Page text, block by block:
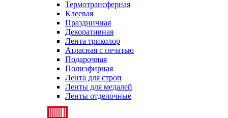
Термотрансферная
Клеевая
Праздничная
Декоративная
Лента триколор
Атласная с печатью
Подарочная
Полиэфирная
Лента для строп
Ленты для медалей
Ленты отделочные